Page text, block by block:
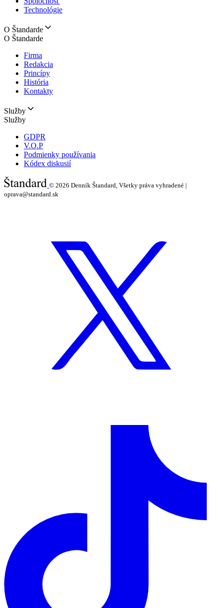
Technológie
O Štandarde
O Štandarde
Firma
Redakcia
Princípy
História
Kontakty
Služby
Služby
GDPR
V.O.P
Podmienky používania
Kódex diskusií
© 2026 Denník Štandard, Všetky práva vyhradené |
oprava@standard.sk